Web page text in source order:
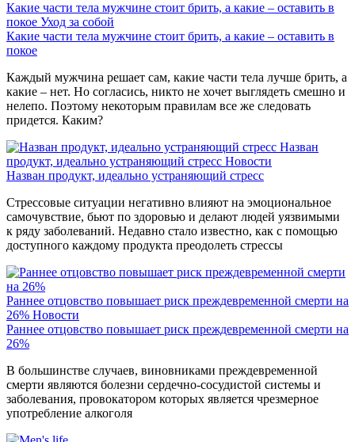
Какие части тела мужчине стоит брить, а какие – оставить в
покое Уход за собой
Какие части тела мужчине стоит брить, а какие – оставить в
покое
Каждый мужчина решает сам, какие части тела лучше брить, а
какие – нет. Но согласись, никто не хочет выглядеть смешно и
нелепо. Поэтому некоторым правилам все же следовать
придется. Каким?
Назван
продукт, идеально устраняющий стресс Новости
Назван продукт, идеально устраняющий стресс
Стрессовые ситуации негативно влияют на эмоциональное
самочувствие, бьют по здоровью и делают людей уязвимыми
к ряду заболеваний. Недавно стало известно, как с помощью
доступного каждому продукта преодолеть стрессы
Раннее отцовство повышает риск преждевременной смерти на
26% Новости
Раннее отцовство повышает риск преждевременной смерти на
26%
В большинстве случаев, виновниками преждевременной
смерти являются болезни сердечно-сосудистой системы и
заболевания, провокатором которых является чрезмерное
употребление алкоголя